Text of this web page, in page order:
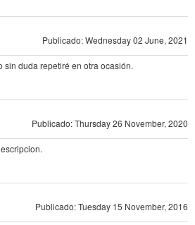
Publicado: Wednesday 02 June, 2021
sin duda repetiré en otra ocasión.
Publicado: Thursday 26 November, 2020
Publicado: Tuesday 15 November, 2016